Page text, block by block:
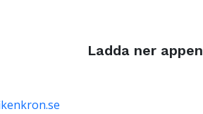
Ladda ner appen